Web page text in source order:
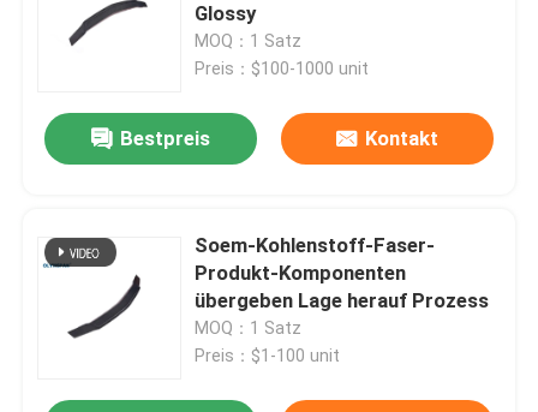
Zu Hause
Glossy
MOQ：1 Satz
Preis：$100-1000 unit
Bestpreis Kontakt
Soem-Kohlenstoff-Faser-
Produkt-Komponenten
übergeben Lage herauf Prozess
MOQ：1 Satz
Preis：$1-100 unit